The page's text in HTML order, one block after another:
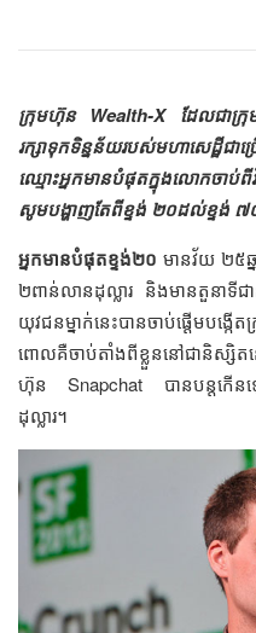
ក្រុមហ៊ុន​ Wealth-X ​ដែល​ជា​ក្រុមហ៊ុ
រក្សា​ទុក​​ទិន្នន័យ​របស់​មហាសេដ្ឋី​​ជ
ឈ្មោះ​​អ្នក​​មាន​បំផុត​ក្នុង​លោក​​ចា
សូម​​បង្ហាញ​​តែ​ពី​ខ្ទង់​ ២០​ដល់​ខ្ទង់​ ៧
អ្នក​មាន​​បំផុត​ខ្ទង់​២០ មាន​វ័យ​ ២៥​ឆ្
២​ពាន់​លាន​ដុល្លារ​​​ និង​មាន​តួនាទី​
យុវជន​ម្នាក់​នេះ​​បាន​ចាប់​ផ្ដើម​បង្
ពោល​គឺ​ចាប់​តាំង​ពី​​ខ្លួន​នៅ​ជា​និស្សិត​​
ហ៊ុន​ Snapchat ​បាន​​បន្ត​កើន​ឡ
ដុល្លារ។